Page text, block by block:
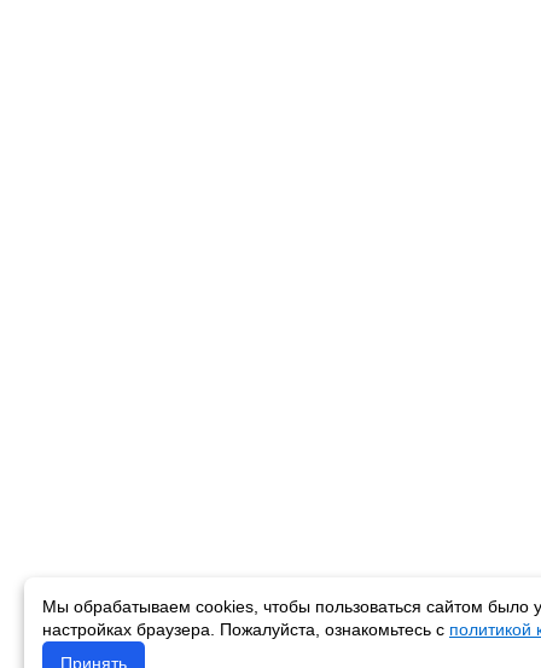
Мы обрабатываем cookies, чтобы пользоваться сайтом было
настройках браузера. Пожалуйста, ознакомьтесь с политикой
Принять